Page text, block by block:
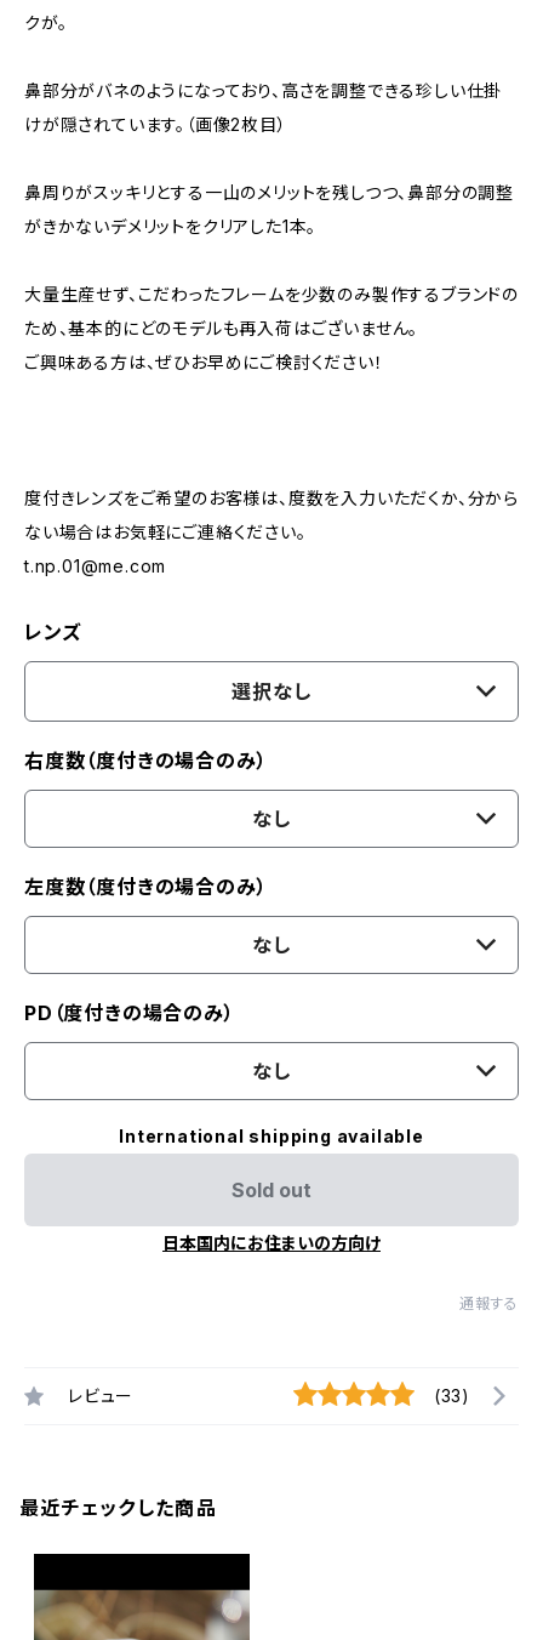
クが。
鼻部分がバネのようになっており、高さを調整できる珍しい仕掛
けが隠されています。（画像2枚目）
鼻周りがスッキリとする一山のメリットを残しつつ、鼻部分の調整
がきかないデメリットをクリアした1本。
大量生産せず、こだわったフレームを少数のみ製作するブランドの
ため、基本的にどのモデルも再入荷はございません。
ご興味ある方は、ぜひお早めにご検討ください！
度付きレンズをご希望のお客様は、度数を入力いただくか、分から
ない場合はお気軽にご連絡ください。
t.np.01@me.com
レンズ
選択なし
右度数（度付きの場合のみ）
なし
左度数（度付きの場合のみ）
なし
PD（度付きの場合のみ）
なし
International shipping available
Sold out
日本国内にお住まいの方向け
通報する
レビュー (33)
最近チェックした商品